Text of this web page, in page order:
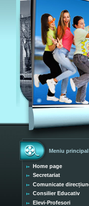
Meniu principal
Home page
Secretariat
Comunicate
Consilier Educativ
Elevi-Profesori